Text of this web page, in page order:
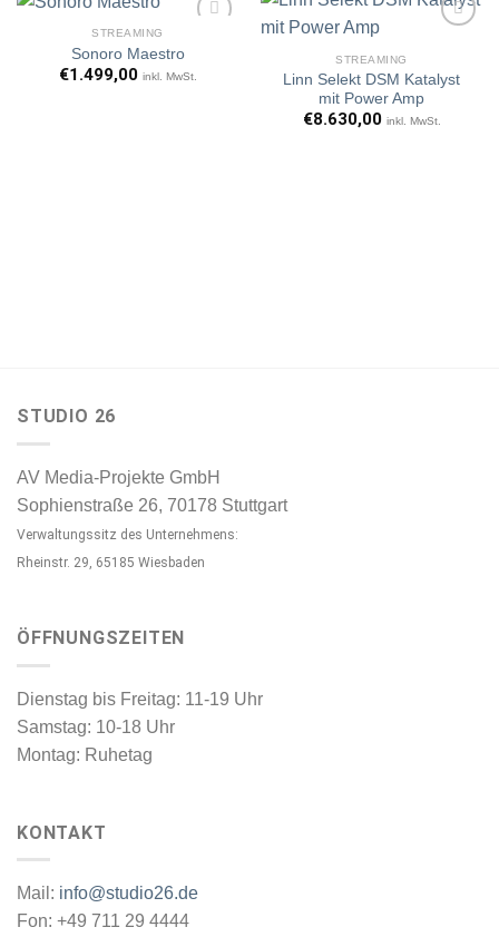
Artikel
STREAMING
Sonoro Maestro
€1.499,00 inkl. MwSt.
Artikel
STREAMING
Linn Selekt DSM Katalyst
mit Power Amp
€8.630,00 inkl. MwSt.
STUDIO 26
AV Media-Projekte GmbH
Sophienstraße 26, 70178 Stuttgart
Verwaltungssitz des Unternehmens:
Rheinstr. 29, 65185 Wiesbaden
ÖFFNUNGSZEITEN
Dienstag bis Freitag: 11-19 Uhr
Samstag: 10-18 Uhr
Montag: Ruhetag
KONTAKT
Mail: info@studio26.de
Fon: +49 711 29 4444